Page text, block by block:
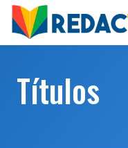
Títulos